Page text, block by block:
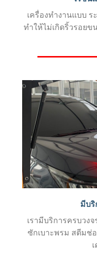
เครื่องทำงานแบบ ร
ทำให้ไม่เกิดริ้วรอยข
มีบริ
เรามีบริการครบวง
ซักเบาะพรม สตีมช่